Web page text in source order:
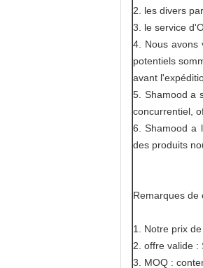
2. les divers
3. le service
4. Nous avons
potentiels
avant
5. Shamood a
concurrentiel,
6. Shamood a
des produits
Remarques de
1. Notre prix
2. offre valide :
3. MOQ :